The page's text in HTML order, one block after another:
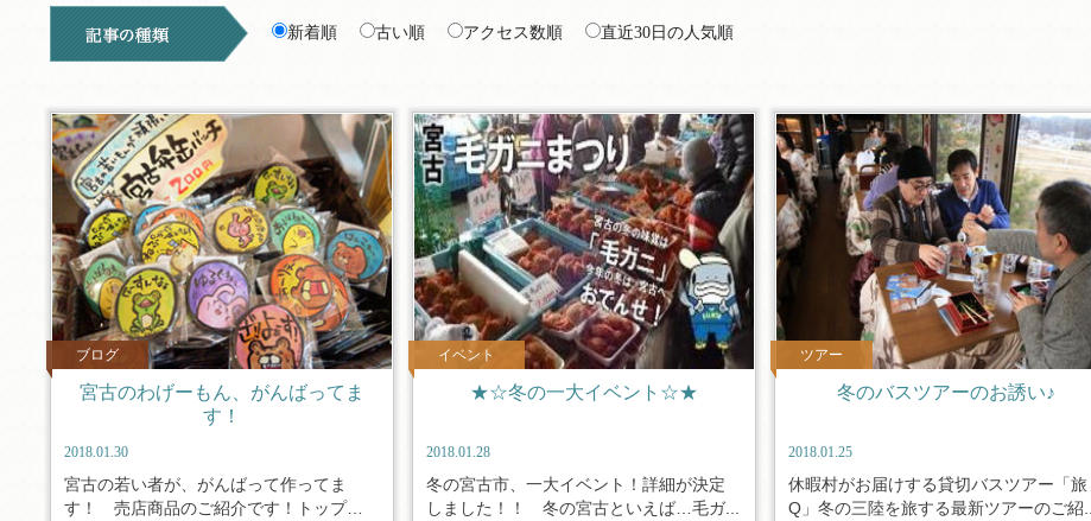
新着順 古い順 アクセス数順 直近30日の人気順
ブログ
宮古のわげーもん、がんばってま
す！
2018.01.30
宮古の若い者が、がんばって作ってま
す！ 売店商品のご紹介です！トップ画
イベント
★☆冬の一大イベント☆★
2018.01.28
冬の宮古市、一大イベント！詳細が決定
しました！！ 冬の宮古といえば…毛ガ...
ツアー
冬のバスツアーのお誘い♪
2018.01.25
休暇村がお届けする貸切バスツアー「旅
Q」冬の三陸を旅する最新ツアーのご紹...